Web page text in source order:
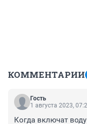
КОММЕНТАРИИ
Гость
1 августа 2023,
Когда включат